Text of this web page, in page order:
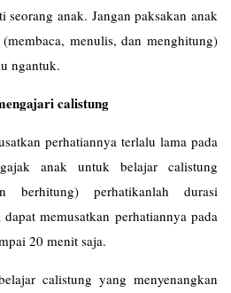
seorang anak. Jangan paksakan anak
menulis, dan menghitung)
ngantuk.
calistung
perhatiannya terlalu lama pada
anak untuk belajar calistung
berhitung) perhatikanlah durasi
memusatkan perhatiannya pada
20 menit saja.
calistung yang menyenangkan